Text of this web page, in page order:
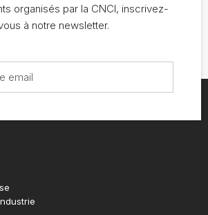
organisés par la CNCI, inscrivez-
à notre newsletter.